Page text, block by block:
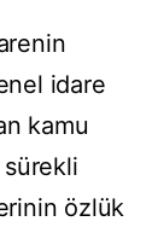
idare
kamu
özlük